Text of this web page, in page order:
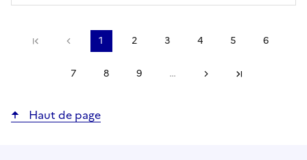
Première pagePrécédent
Page
1 Page
2 Page
3 Page
4 Page
5 Page
6
Page
7 Page
8 Page
9 … SuivantDernière page
Haut de page